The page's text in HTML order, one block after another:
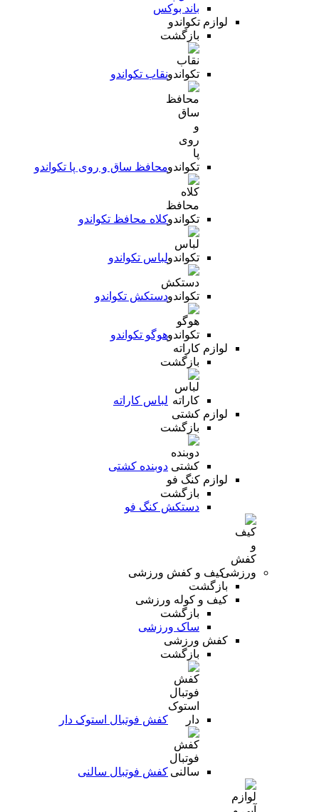
باند بوکس
لوازم تکواندو
بازگشت
نقاب تکواندو
محافظ ساق و روی پا تکواندو
کلاه محافظ تکواندو
لباس تکواندو
دستکش تکواندو
هوگو تکواندو
لوازم کاراته
بازگشت
لباس کاراته
لوازم کشتی
بازگشت
دوبنده کشتی
لوازم کنگ فو
بازگشت
دستکش کنگ فو
کیف و کفش ورزشی
بازگشت
کیف و کوله ورزشی
بازگشت
ساک ورزشی
کفش ورزشی
بازگشت
کفش فوتبال استوک دار
کفش فوتبال سالنی